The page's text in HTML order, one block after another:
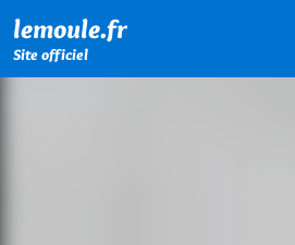
lemoule.fr
Site officiel